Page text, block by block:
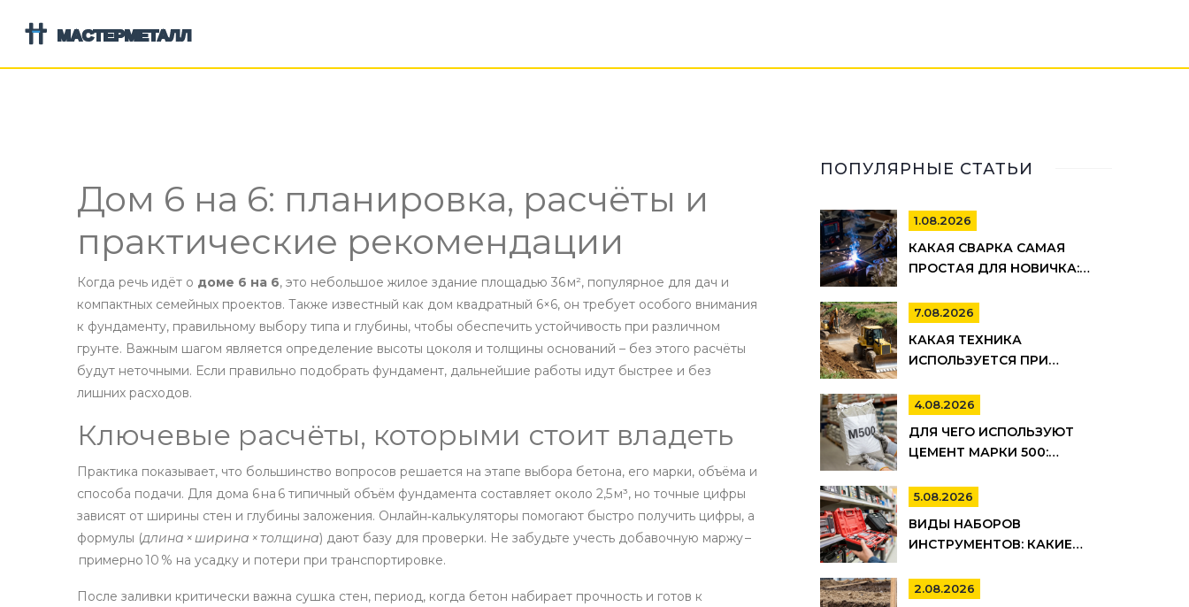
Дом 6 на 6: планировка, расчёты и
практические рекомендации
Когда речь идёт о доме 6 на 6, это небольшое жилое здание площадью 36 м², популярное для дач и
компактных семейных проектов. Также известный как дом квадратный 6×6, он требует особого внимания
к фундаменту, правильному выбору типа и глубины, чтобы обеспечить устойчивость при различном
грунте. Важным шагом является определение высоты цоколя и толщины оснований – без этого расчёты
будут неточными. Если правильно подобрать фундамент, дальнейшие работы идут быстрее и без
лишних расходов.
Ключевые расчёты, которыми стоит владеть
Практика показывает, что большинство вопросов решается на этапе выбора бетона, его марки, объёма и
способа подачи. Для дома 6 на 6 типичный объём фундамента составляет около 2,5 м³, но точные цифры
зависят от ширины стен и глубины заложения. Онлайн‑калькуляторы помогают быстро получить цифры, а
формулы (длина × ширина × толщина) дают базу для проверки. Не забудьте учесть добавочную маржу –
примерно 10 % на усадку и потери при транспортировке.
После заливки критически важна сушка стен, период, когда бетон набирает прочность и готов к
ПОПУЛЯРНЫЕ СТАТЬИ
1.08.2026
КАКАЯ СВАРКА САМАЯ
ПРОСТАЯ ДЛЯ НОВИЧКА:
СОВЕТЫ ПО ВЫБОРУ
7.08.2026
КАКАЯ ТЕХНИКА
ИСПОЛЬЗУЕТСЯ ПРИ
ПОЛНЫЙ СПИСОК И ЭТАПЫ
4.08.2026
ДЛЯ ЧЕГО ИСПОЛЬЗУЮТ
ЦЕМЕНТ МАРКИ 500:
МИНУСЫ
5.08.2026
ВИДЫ НАБОРОВ
ИНСТРУМЕНТОВ: КАКИЕ
КАК ВЫБРАТЬ
2.08.2026